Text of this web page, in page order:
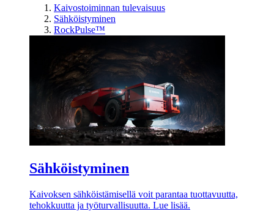
Kaivostoiminnan tulevaisuus
Sähköistyminen
RockPulse™
Sähköistyminen
Kaivoksen sähköistämisellä voit parantaa tuottavuutta,
tehokkuutta ja työturvallisuutta. Lue lisää.